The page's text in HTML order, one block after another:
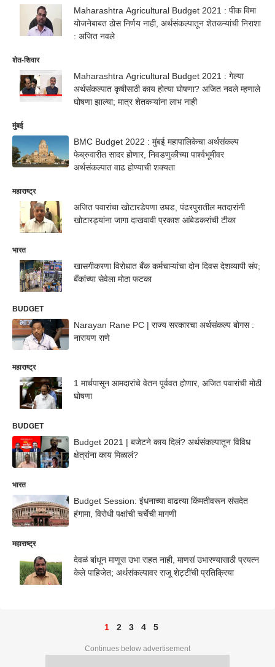
Maharashtra Agricultural Budget 2021 : पीक विमा
योजनेबाबत ठोस निर्णय नाही, अर्थसंकल्पातून शेतकऱ्यांची निराशा
: अजित नवले
शेत-शिवार
Maharashtra Agricultural Budget 2021 : गेल्या
अर्थसंकल्पात कृषीसाठी काय होत्या घोषणा? अजित नवले म्हणाले
घोषणा झाल्या; मात्र शेतकऱ्यांना लाभ नाही
मुंबई
BMC Budget 2022 : मुंबई महापालिकेचा अर्थसंकल्प
फेब्रुवारीत सादर होणार, निवडणुकीच्या पार्श्वभूमीवर
अर्थसंकल्पात वाढ होण्याची शक्यता
महाराष्ट्र
अजित पवारांचा खोटारडेपणा उघड, पंढरपुरातील मतदारांनी
खोटारड्यांना जागा दाखवावी प्रकाश आंबेडकरांची टीका
भारत
खासगीकरणा विरोधात बँक कर्मचाऱ्यांचा दोन दिवस देशव्यापी संप;
बँकांच्या सेवेला मोठा फटका
BUDGET
Narayan Rane PC | राज्य सरकारचा अर्थसंकल्प बोगस :
नारायण राणे
महाराष्ट्र
1 मार्चपासून आमदारांचे वेतन पूर्ववत होणार, अजित पवारांची मोठी
घोषणा
BUDGET
Budget 2021 | बजेटने काय दिलं? अर्थसंकल्पातून विविध
क्षेत्रांना काय मिळालं?
भारत
Budget Session: इंधनाच्या वाढत्या किंमतीवरून संसदेत
हंगामा, विरोधी पक्षांची चर्चेची मागणी
महाराष्ट्र
देवळं बांधून माणूस उभा राहत नाही, माणसं उभारण्यासाठी प्रयत्न
केले पाहिजेत; अर्थसंकल्पावर राजू शेट्टींची प्रतिक्रिया
1 2 3 4 5
Continues below advertisement